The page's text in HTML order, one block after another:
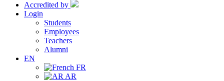
Accredited by
Login
Students
Employees
Teachers
Alumni
EN
FR
AR